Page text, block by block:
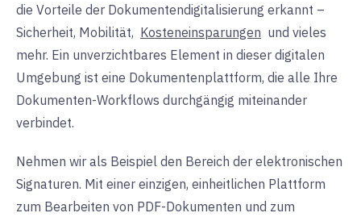
die Vorteile der Dokumentendigitalisierung erkannt –
Sicherheit, Mobilität, Kosteneinsparungen und vieles
mehr. Ein unverzichtbares Element in dieser digitalen
Umgebung ist eine Dokumentenplattform, die alle Ihre
Dokumenten-Workflows durchgängig miteinander
verbindet.
Nehmen wir als Beispiel den Bereich der elektronischen
Signaturen. Mit einer einzigen, einheitlichen Plattform
zum Bearbeiten von PDF-Dokumenten und zum